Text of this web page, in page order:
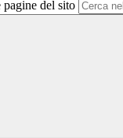
del sito